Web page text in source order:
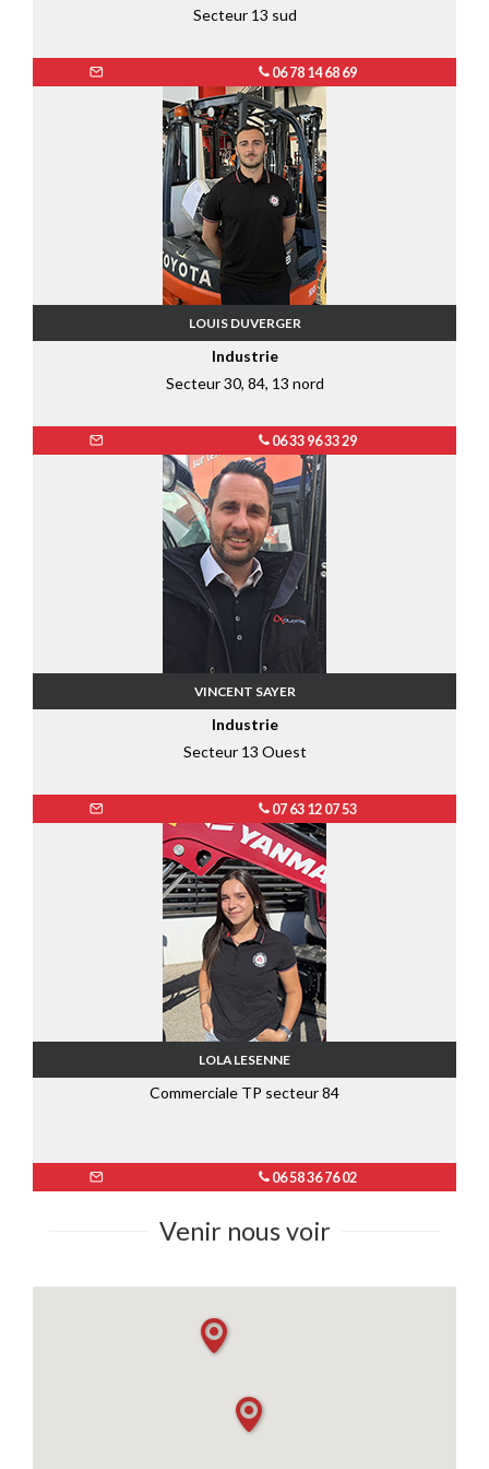
Secteur 13 sud
06 78 14 68 69
LOUIS DUVERGER
Industrie
Secteur 30, 84, 13 nord
06 33 96 33 29
VINCENT SAYER
Industrie
Secteur 13 Ouest
07 63 12 07 53
LOLA LESENNE
Commerciale TP secteur 84
06 58 36 76 02
Venir nous voir